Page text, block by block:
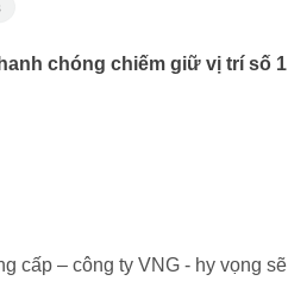
chóng chiếm giữ vị trí số 1
cấp – công ty VNG - hy vọng sẽ